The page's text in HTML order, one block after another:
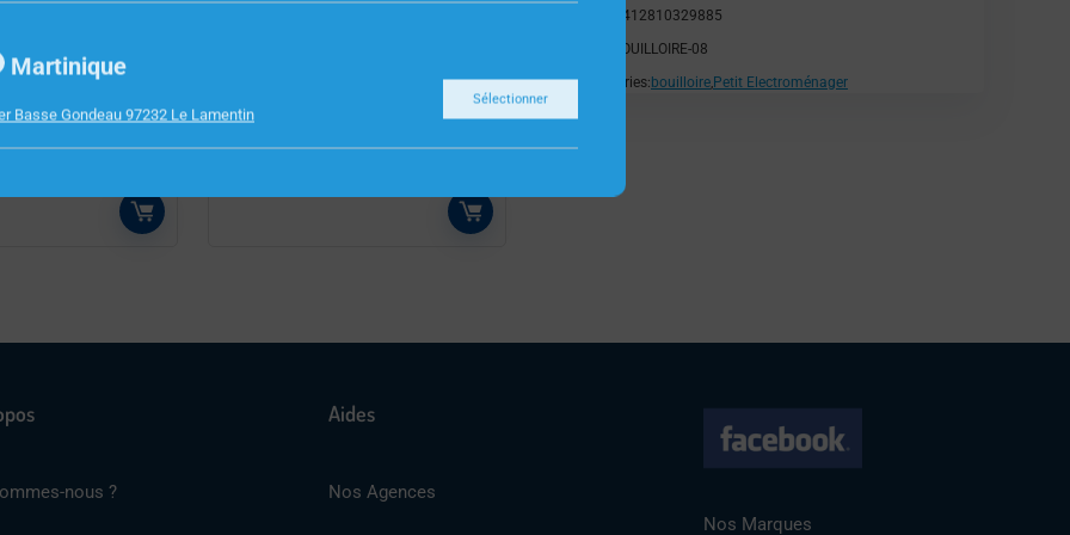
5412810329885
BOUILLOIRE-08
Catégories:bouilloire Petit Electroménager
2
NEDIS
nous ?
Aides
Nos Agences
Nos Marques
Martinique
Basse Gondeau 97232 Le Lamentin
Sélectionner